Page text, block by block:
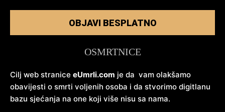
OBJAVI BESPLATNO
OSMRTNICE
Cilj web stranice eUmrli.com je da vam olakšamo
obavijesti o smrti voljenih osoba i da stvorimo digitlanu
bazu sjećanja na one koji više nisu sa nama.